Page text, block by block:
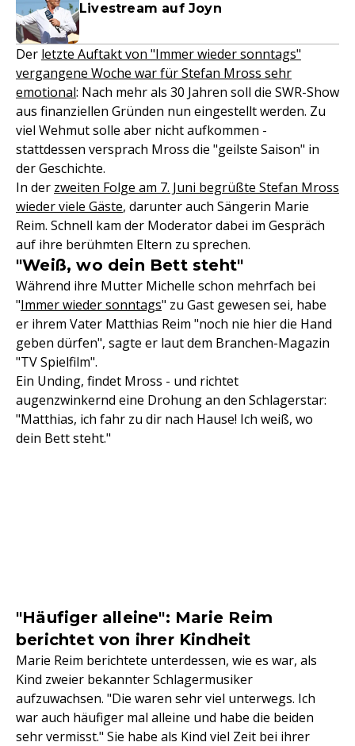
Livestream auf Joyn
Der letzte Auftakt von "Immer wieder sonntags"
vergangene Woche war für Stefan Mross sehr
emotional: Nach mehr als 30 Jahren soll die SWR-Show
aus finanziellen Gründen nun eingestellt werden. Zu
viel Wehmut solle aber nicht aufkommen -
stattdessen versprach Mross die "geilste Saison" in
der Geschichte.
In der zweiten Folge am 7. Juni begrüßte Stefan Mross
wieder viele Gäste, darunter auch Sängerin Marie
Reim. Schnell kam der Moderator dabei im Gespräch
auf ihre berühmten Eltern zu sprechen.
"Weiß, wo dein Bett steht"
Während ihre Mutter Michelle schon mehrfach bei
"Immer wieder sonntags" zu Gast gewesen sei, habe
er ihrem Vater Matthias Reim "noch nie hier die Hand
geben dürfen", sagte er laut dem Branchen-Magazin
"TV Spielfilm".
Ein Unding, findet Mross - und richtet
augenzwinkernd eine Drohung an den Schlagerstar:
"Matthias, ich fahr zu dir nach Hause! Ich weiß, wo
dein Bett steht."
"Häufiger alleine": Marie Reim
berichtet von ihrer Kindheit
Marie Reim berichtete unterdessen, wie es war, als
Kind zweier bekannter Schlagermusiker
aufzuwachsen. "Die waren sehr viel unterwegs. Ich
war auch häufiger mal alleine und habe die beiden
sehr vermisst." Sie habe als Kind viel Zeit bei ihrer